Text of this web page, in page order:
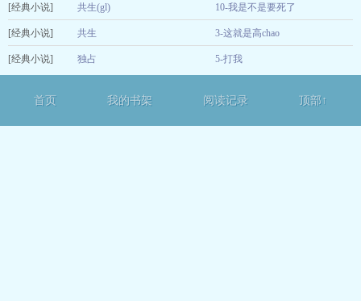
[经典小说] 共生(gl) 10-我是不是要死了
[经典小说] 共生 3-这就是高chao
[经典小说] 独占 5-打我
首页 我的书架 阅读记录 顶部↑